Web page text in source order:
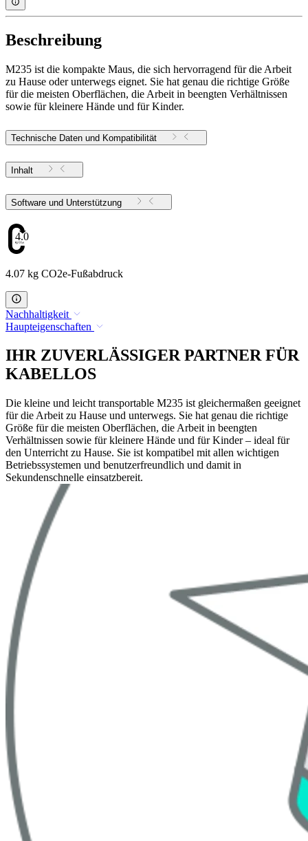
Beschreibung
M235 ist die kompakte Maus, die sich hervorragend für die Arbeit
zu Hause oder unterwegs eignet. Sie hat genau die richtige Größe
für die meisten Oberflächen, die Arbeit in beengten Verhältnissen
sowie für kleinere Hände und für Kinder.
Technische Daten und Kompatibilität
Inhalt
Software und Unterstützung
4.07
4.07 kg CO2e-Fußabdruck
Nachhaltigkeit
Haupteigenschaften
IHR ZUVERLÄSSIGER PARTNER FÜR
KABELLOS
Die kleine und leicht transportable M235 ist gleichermaßen geeignet
für die Arbeit zu Hause und unterwegs. Sie hat genau die richtige
Größe für die meisten Oberflächen, die Arbeit in beengten
Verhältnissen sowie für kleinere Hände und für Kinder – ideal für
den Unterricht zu Hause. Sie ist kompatibel mit allen wichtigen
Betriebssystemen und benutzerfreundlich und damit in
Sekundenschnelle einsatzbereit.